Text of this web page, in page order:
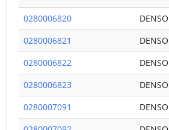
0280006820
DENSO
0280006821
DENSO
0280006822
DENSO
0280006823
DENSO
0280007091
DENSO